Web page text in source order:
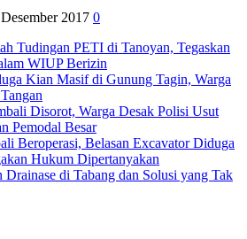
2017 0
Tudingan PETI di Tanoyan, Tegaskan
WIUP Berizin
Kian Masif di Gunung Tagin, Warga
Disorot, Warga Desak Polisi Usut
Pemodal Besar
Beroperasi, Belasan Excavator Diduga
Hukum Dipertanyakan
Drainase di Tabang dan Solusi yang Tak